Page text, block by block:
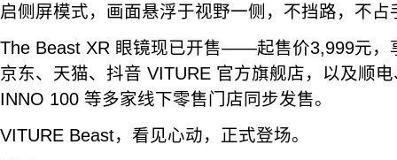
启侧屏模式，画面悬浮于视野一侧，不挡路，不
The Beast XR 眼镜现已开售——起售价3,999元，
京东、天猫、抖音 VITURE 官方旗舰店，以及顺
INNO 100 等多家线下零售门店同步发售。
VITURE Beast，看见心动，正式登场。